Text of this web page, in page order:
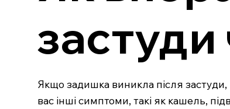
застуди
Якщо задишка виникла після застуди,
вас інші симптоми, такі як кашель,